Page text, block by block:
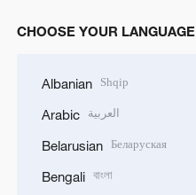
CHOOSE YOUR LANGUAGE
Albanian Shqip
Arabic العربية
Belarusian Беларуская
Bengali বাংলা